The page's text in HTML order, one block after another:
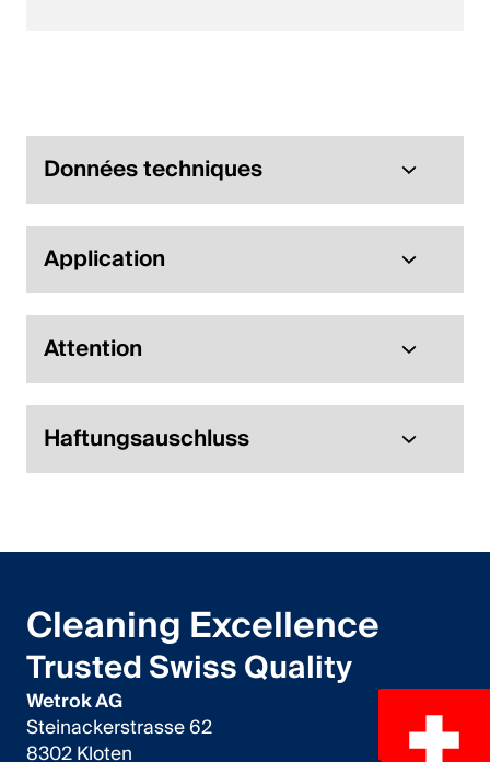
Données techniques
Application
Attention
Haftungsauschluss
Cleaning Excellence
Trusted Swiss Quality
Wetrok AG
Steinackerstrasse 62
8302 Kloten